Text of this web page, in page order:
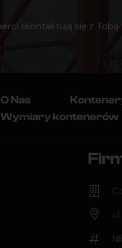
skontaktują się z
O Nas
Wymiary kontenerów